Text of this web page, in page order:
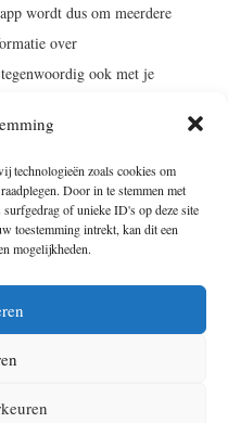
technologieën zoals cookies om
Door in te stemmen met
of unieke ID's op deze site
toestemming intrekt, kan dit een
mogelijkheden.
wordt dus om meerdere
over
ook met je
Galaxy S24
waarop voor
beschikbaar is. Zie je iets in
wilt hebben, dan druk je
omcirkelen. Vervolgens krijg
je dus bijvoorbeeld langs
lang het daar al staat en wat het
je die locatie in de